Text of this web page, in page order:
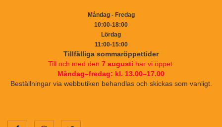
Måndag - Fredag
10:00-18:00
Lördag
11:00-15:00
Tillfälliga sommaröppettider
Till och med den 7 augusti har vi öppet:
Måndag–fredag: kl. 13.00–17.00
Beställningar via webbutiken behandlas och skickas som vanligt.